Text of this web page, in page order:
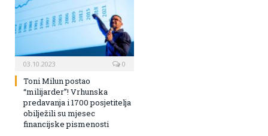
03.10.2023 0
Toni Milun postao
“milijarder”! Vrhunska
predavanja i 1700 posjetitelja
obilježili su mjesec
financijske pismenosti